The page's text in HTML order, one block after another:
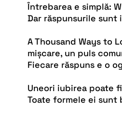
Întrebarea e simplă:
Dar răspunsurile sunt
A Thousand Ways to
mișcare, un puls
Fiecare răspuns e o
Uneori iubirea poate
Toate formele ei sunt